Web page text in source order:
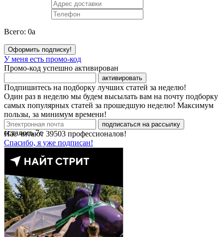
Всего: 0a
Оформить подписку!
У меня есть промо-код
Промо-код успешно активирован
активировать
Подпишитесь на подборку лучших статей за неделю!
Один раз в неделю мы будем высылать вам на почту подборку
самых популярных статей за прошедшую неделю! Максимум
пользы, за минимум времени!
подписаться на рассылку
Нас читают 39503 профессионалов!
Спасибо, я уже подписан!
осталось7с